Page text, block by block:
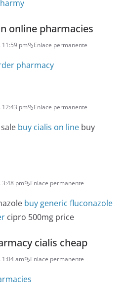
online pharmacies
pm Enlace permanente
pharmacy
pm Enlace permanente
buy cialis on line buy
pm Enlace permanente
buy generic fluconazole
cipro 500mg price
cialis cheap
am Enlace permanente